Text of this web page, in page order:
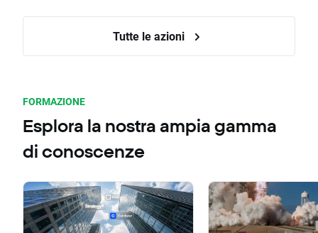
Tutte le azioni
FORMAZIONE
Esplora la nostra ampia gamma
di conoscenze